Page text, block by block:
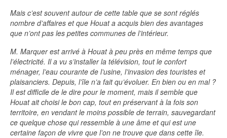
Mais c’est souvent autour de cette table que se sont réglés
nombre d’affaires et que Houat a acquis bien des avantages
que n’ont pas les petites communes de l’intérieur.
M. Marquer est arrivé à Houat à peu près en même temps que
l’électricité. Il a vu s’installer la télévision, tout le confort
ménager, l’eau courante de l’usine, l’invasion des touristes et
plaisanciers. Depuis, l’île n’a fait qu’évoluer. En bien ou en mal ?
Il est difficile de le dire pour le moment, mais il semble que
Houat ait choisi le bon cap, tout en préservant à la fois son
territoire, en vendant le moins possible de terrain, sauvegardant
ce quelque chose qui ressemble à une âme et qui est une
certaine façon de vivre que l’on ne trouve que dans cette île.